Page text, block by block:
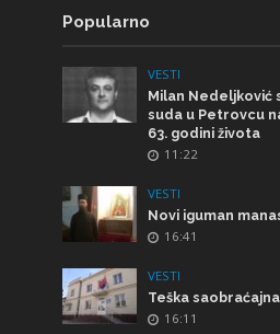
Popularno
VESTI
Milan Nedeljković
suda u Petrovcu
63. godini života
11:22
VESTI
Novi iguman
16:41
VESTI
Teška
16:11